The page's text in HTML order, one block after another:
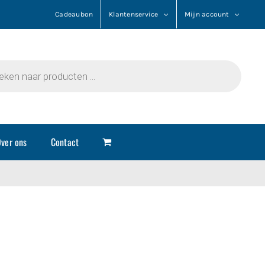
Cadeaubon Klantenservice Mijn account
ons Contact